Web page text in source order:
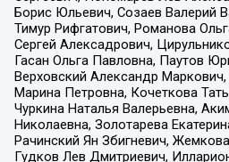
Борис Юльевич, Созаев Валерий
Тимур Рифгатович, Романова
Сергей Алексадрович,
Гасан Ольга Павловна, Паутов
Верховский Александр
Марина Петровна, Кочеткова
Чуркина Наталья Валерьевна,
Николаевна, Золотарева
Рачинский Ян Збигневич,
Гудков Лев Дмитриевич,